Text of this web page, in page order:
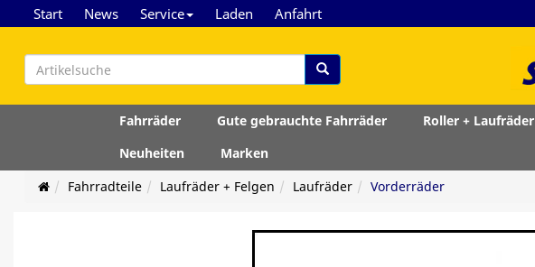
Start News Service Laden Anfahrt
Fahrräder Gute gebrauchte Fahrräder Roller + Laufräder
Neuheiten
Marken
Fahrradteile
Laufräder + Felgen Laufräder Vorderräder